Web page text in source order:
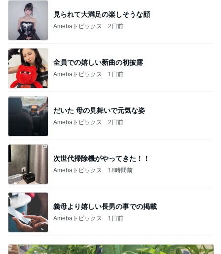
見られて大満足の楽しそうな顔
Amebaトピックス 2日前
全員での嬉しい新曲の初披露
Amebaトピックス 1日前
だいた 母の見舞いで元気な姿
Amebaトピックス 2日前
次世代掃除機がやってきた！！
Amebaトピックス 18時間前
義母より嬉しい長男の事での掲載
Amebaトピックス 1日前